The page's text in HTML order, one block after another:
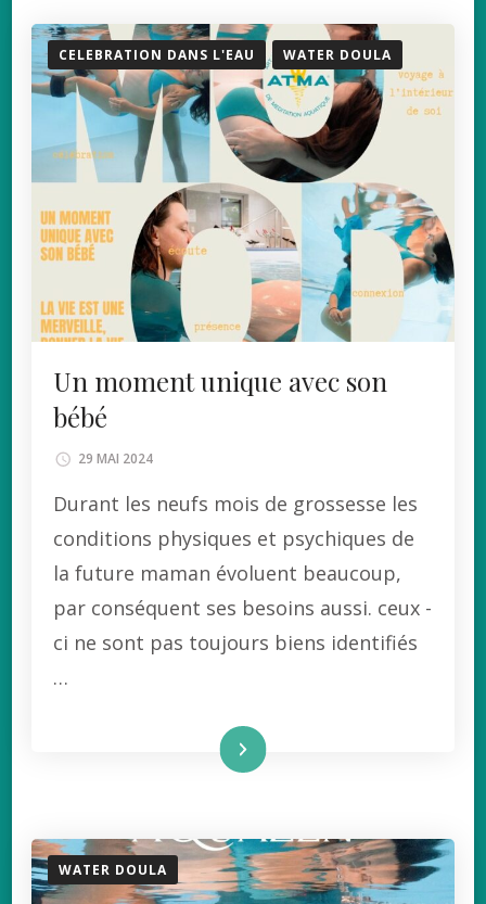
CELEBRATION DANS L'EAU WATER DOULA
Un moment unique avec son
bébé
29 MAI 2024
Durant les neufs mois de grossesse les
conditions physiques et psychiques de
la future maman évoluent beaucoup,
par conséquent ses besoins aussi. ceux -
ci ne sont pas toujours biens identifiés
…
Lire la suite
WATER DOULA